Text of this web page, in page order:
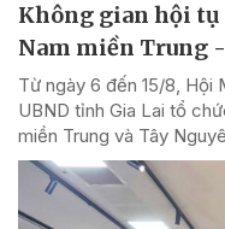
Không gian hội tụ
Nam miền Trung
Từ ngày 6 đến 15/8, Hội
UBND tỉnh Gia Lai tổ
miền Trung và Tây